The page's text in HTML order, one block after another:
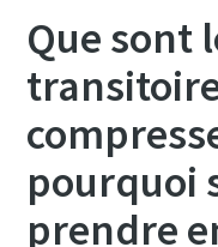
Que sont
pourquoi
prendre